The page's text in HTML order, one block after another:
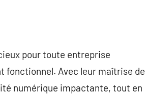
pour toute entreprise
fonctionnel. Avec leur maîtrise de
numérique impactante, tout en